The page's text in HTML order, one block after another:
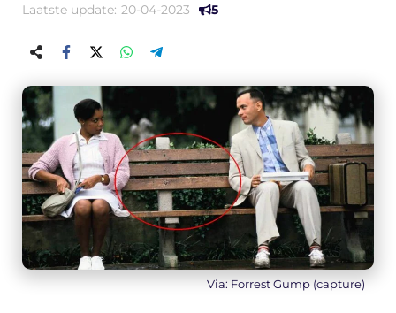
Laatste update: 20-04-2023 5
Via: Forrest Gump (capture)